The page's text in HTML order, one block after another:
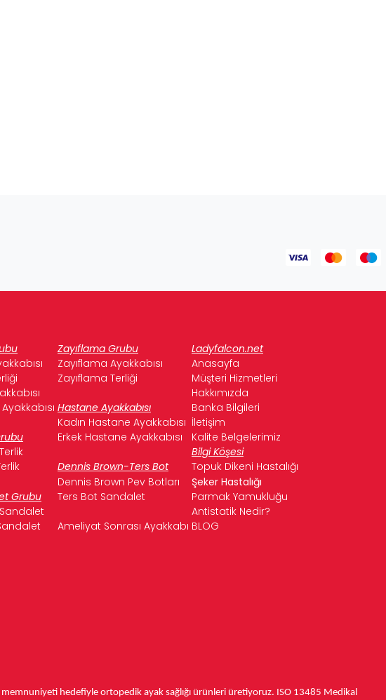
Zayıflama Grubu
Ladyfalcon.net
Zayıflama Ayakkabısı
Anasayfa
Zayıflama Terliği
Müşteri Hizmetleri
Hakkımızda
Hastane Ayakkabısı
Banka Bilgileri
Kadın Hastane Ayakkabısı İletişim
Erkek Hastane Ayakkabısı
Kalite Belgelerimiz
Bilgi Köşesi
Dennis Brown-Ters Bot
Topuk Dikeni Hastalığı
Dennis Brown Pev Botları
Şeker Hastalığı
Grubu Ters Bot Sandalet
Parmak Yamukluğu
Antistatik Nedir?
Ameliyat Sonrası Ayakkabı BLOG
hedefiyle ortopedik ayak sağlığı ürünleri üretiyoruz. ISO 13485 Medikal